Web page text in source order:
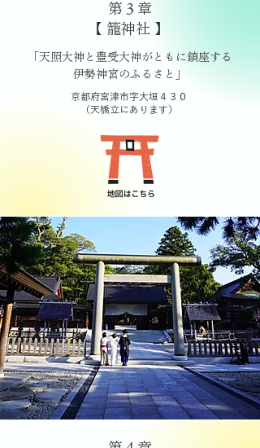
第３章
【 籠神社 】
「天照大神と豊受大神がともに鎮座する
伊勢神宮のふるさと」
京都府宮津市字大垣４３０
（天橋立にあります）